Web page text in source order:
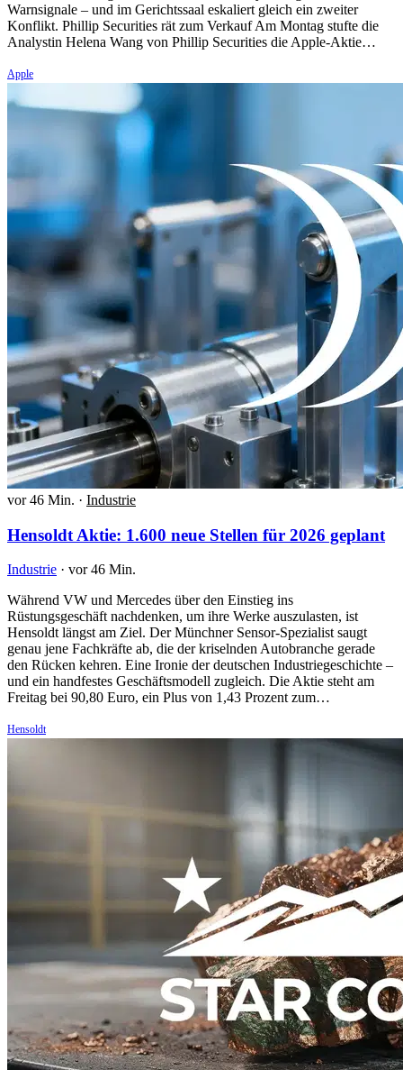
Warnsignale – und im Gerichtssaal eskaliert gleich ein zweiter
Konflikt. Phillip Securities rät zum Verkauf Am Montag stufte die
Analystin Helena Wang von Phillip Securities die Apple-Aktie…
Apple
vor 46 Min. · Industrie
Hensoldt Aktie: 1.600 neue Stellen für 2026 geplant
Industrie · vor 46 Min.
Während VW und Mercedes über den Einstieg ins
Rüstungsgeschäft nachdenken, um ihre Werke auszulasten, ist
Hensoldt längst am Ziel. Der Münchner Sensor-Spezialist saugt
genau jene Fachkräfte ab, die der kriselnden Autobranche gerade
den Rücken kehren. Eine Ironie der deutschen Industriegeschichte –
und ein handfestes Geschäftsmodell zugleich. Die Aktie steht am
Freitag bei 90,80 Euro, ein Plus von 1,43 Prozent zum…
Hensoldt